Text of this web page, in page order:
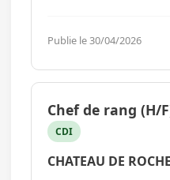
également chargé(
gagner de nouveaux clients.
rémunéré avec un
Publie le 30/04/2026
Chef de rang (H/
CDI
CHATEAU DE